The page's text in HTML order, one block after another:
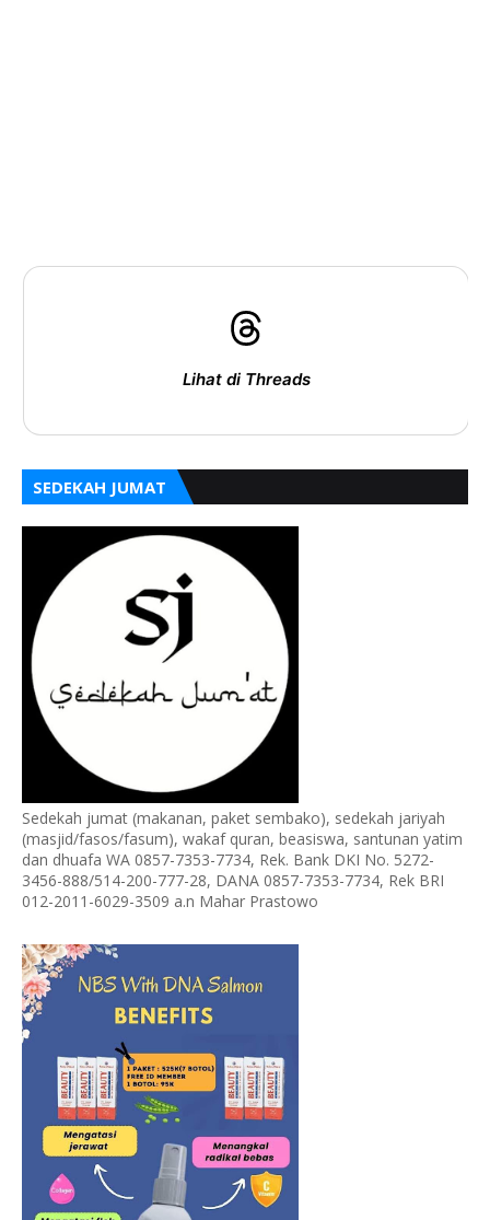
Lihat di Threads
SEDEKAH JUMAT
Sedekah jumat (makanan, paket sembako), sedekah jariyah
(masjid/fasos/fasum), wakaf quran, beasiswa, santunan yatim
dan dhuafa WA 0857-7353-7734, Rek. Bank DKI No. 5272-
3456-888/514-200-777-28, DANA 0857-7353-7734, Rek BRI
012-2011-6029-3509 a.n Mahar Prastowo